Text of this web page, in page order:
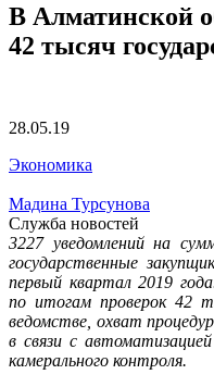
В Алматинской
42 тысяч
28.05.19
Экономика
Мадина Турсунова
Служба новостей
3227 уведомлений на
государственные
первый квартал 2019
по итогам проверок 42
ведомстве, охват
в связи с автоматизацией
камерального контроля.